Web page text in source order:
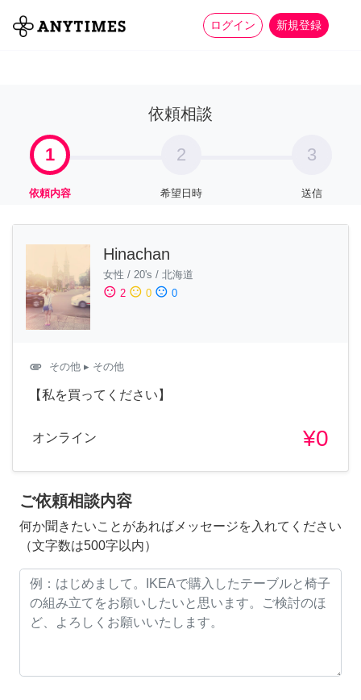
ログイン 新規登録
全て 家事 more_horiz
依頼相談
1
依頼内容
2
希望日時
3
送信
Hinachan
女性 / 20's / 北海道
sentiment_satisfied 2 sentiment_neutral 0 sentiment_dissatisfied 0
attachment その他 ▸ その他
【私を買ってください】
オンライン ¥0
ご依頼相談内容
何か聞きたいことがあればメッセージを入れてください
（文字数は500字以内）